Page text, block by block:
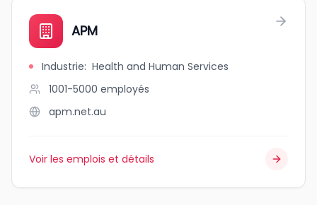
APM
Industrie: Health and Human Services
1001-5000 employés
apm.net.au
Voir les emplois et détails